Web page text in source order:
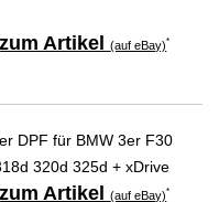
zum Artikel(auf eBay)*
DPF für BMW 3er F30
320d 325d + xDrive
zum Artikel(auf eBay)*